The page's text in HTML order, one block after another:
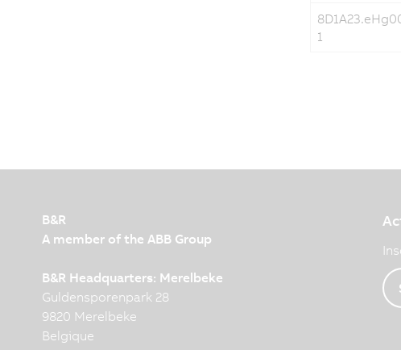
1
B&R
A member of the ABB Group
B&R Headquarters: Merelbeke
Guldensporenpark 28
9820 Merelbeke
Belgique